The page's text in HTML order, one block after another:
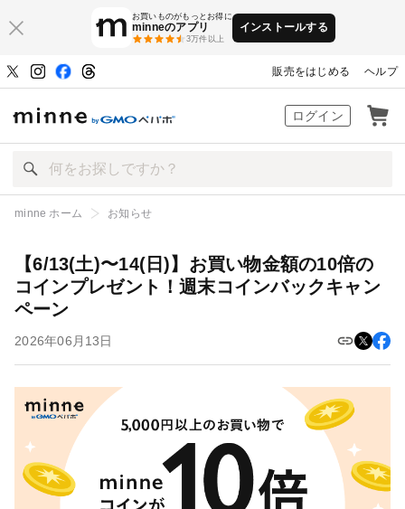
お買いものがもっとお得に
minneのアプリ
3万件以上
インストールする
販売をはじめる ヘルプ
ハンドメイドマーケット minne（ミン
ログイン
minne ホーム お知らせ
コインバックキャンペーン
【6/13(土)〜14(日)】お買い物金額の10倍の
コインプレゼント！週末コインバックキャン
ペーン
2026年06月13日